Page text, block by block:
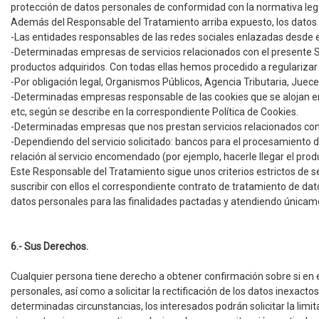
protección de datos personales de conformidad con la normativa
Además del Responsable del Tratamiento arriba expuesto, los
-Las entidades responsables de las redes sociales enlazadas
-Determinadas empresas de servicios relacionados con el
productos adquiridos. Con todas ellas hemos procedido a
-Por obligación legal, Organismos Públicos, Agencia Tributaria,
-Determinadas empresas responsable de las cookies que se alojan
etc, según se describe en la correspondiente Política de Cookies.
-Determinadas empresas que nos prestan servicios relacionados
-Dependiendo del servicio solicitado: bancos para el
relación al servicio encomendado (por ejemplo, hacerle llegar el
Este Responsable del Tratamiento sigue unos criterios estrictos de
suscribir con ellos el correspondiente contrato de tratamiento de
datos personales para las finalidades pactadas y atendiendo
6.- Sus Derechos.
Cualquier persona tiene derecho a obtener confirmación sobre si
personales, así como a solicitar la rectificación de los datos
determinadas circunstancias, los interesados podrán solicitar la